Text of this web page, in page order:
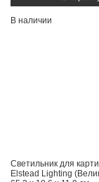
В наличии
Светильник для
Elstead Lighting